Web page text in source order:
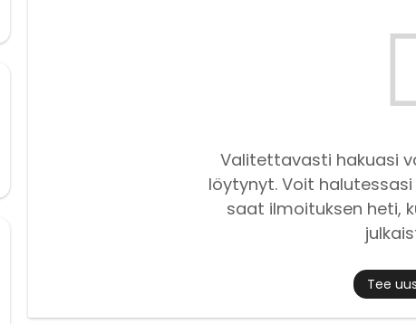
Valitettavasti hakuasi
löytynyt. Voit
saat ilmoituksen heti,
Tee